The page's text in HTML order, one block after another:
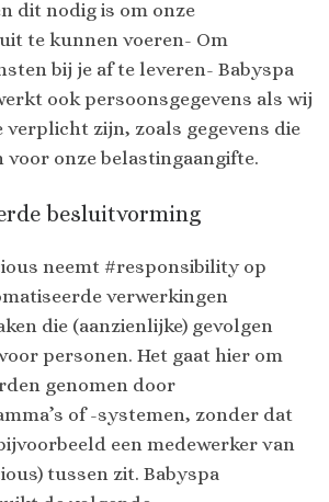
dit nodig is om onze
te kunnen voeren- Om
bij je af te leveren- Babyspa
ook persoonsgegevens als wij
zijn, zoals gegevens die
voor onze belastingaangifte.
besluitvorming
neemt #responsibility op
verwerkingen
die (aanzienlijke) gevolgen
personen. Het gaat hier om
genomen door
of -systemen, zonder dat
een medewerker van
tussen zit. Babyspa